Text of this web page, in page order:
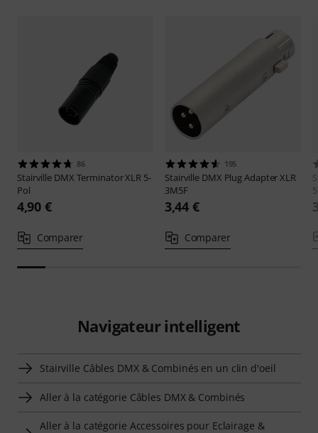
86
Stairville DMX Terminator XLR 5-
Pol
4,90 €
Comparer
195
Stairville DMX Plug Adapter XLR
3M5F
3,44 €
Comparer
Navigateur intelligent
Stairville Câbles DMX & Combinés en un clin d'oeil
Aller à la catégorie Câbles DMX & Combinés
Aller à la catégorie Accessoires pour Eclairage &